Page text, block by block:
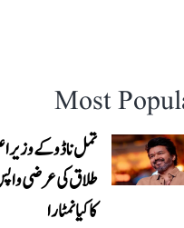
Most
تمل ناڈو کے وزیر
طلاق کی عرضی
کا کیا نمٹارا